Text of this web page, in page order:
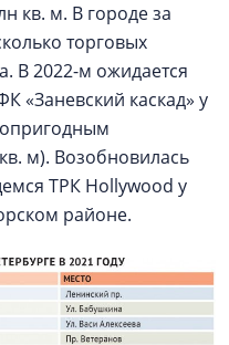
кв. м. В городе за
торговых
В 2022-м ожидается
«Заневский каскад» у
м). Возобновилась
ТРК Hollywood у
районе.